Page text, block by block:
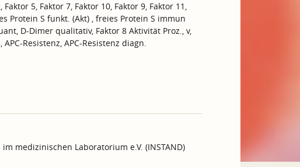
5, Faktor 7, Faktor 10, Faktor 9, Faktor 11,
Protein S funkt. (Akt) , freies Protein S immun
D-Dimer qualitativ, Faktor 8 Aktivität Proz., v,
Resistenz, APC-Resistenz diagn.
medizinischen Laboratorium e.V. (INSTAND)